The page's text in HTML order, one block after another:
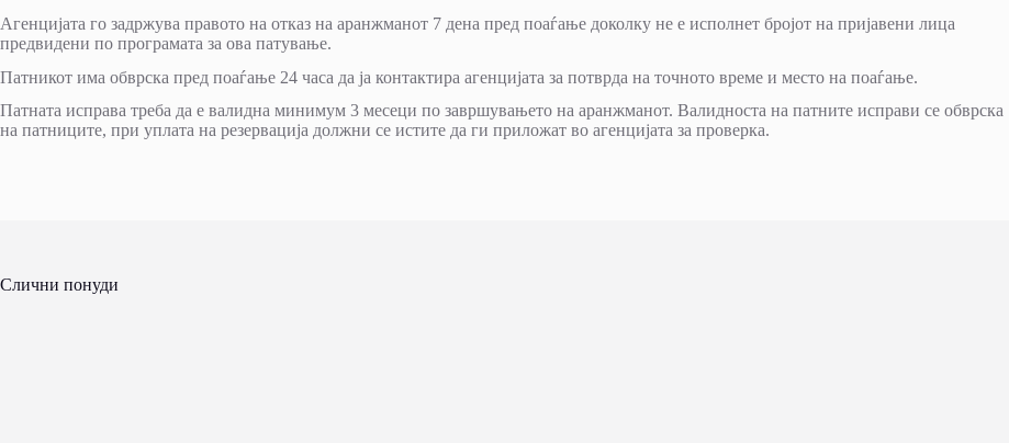
Агенцијата го задржува правото на отказ на аранжманот 7 дена пред поаѓање доколку не е исполнет бројот на пријавени лица
предвидени по програмата за ова патување.
Патникот има обврска пред поаѓање 24 часа да ја контактира агенцијата за потврда на точното време и место на поаѓање.
Патната исправа треба да е валидна минимум 3 месеци по завршувањето на аранжманот. Валидноста на патните исправи се обврска
на патниците, при уплата на резервација должни се истите да ги приложат во агенцијата за проверка.
Слични понуди